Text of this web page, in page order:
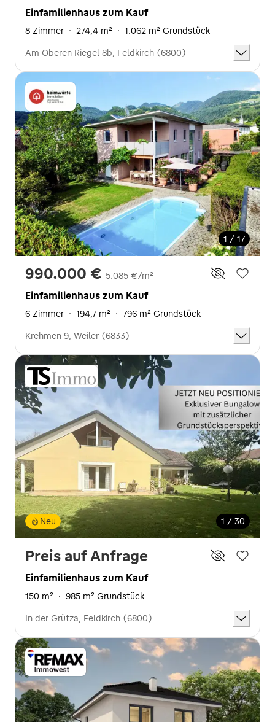
Einfamilienhaus zum Kauf
8 Zimmer · 274,4 m² · 1.062 m² Grundstück
Am Oberen Riegel 8b, Feldkirch (6800)
1 / 17
990.000 € 5.085 €/m²
Einfamilienhaus zum Kauf
6 Zimmer · 194,7 m² · 796 m² Grundstück
Krehmen 9, Weiler (6833)
1 / 30
Neu
Preis auf Anfrage
Einfamilienhaus zum Kauf
150 m² · 985 m² Grundstück
In der Grütza, Feldkirch (6800)